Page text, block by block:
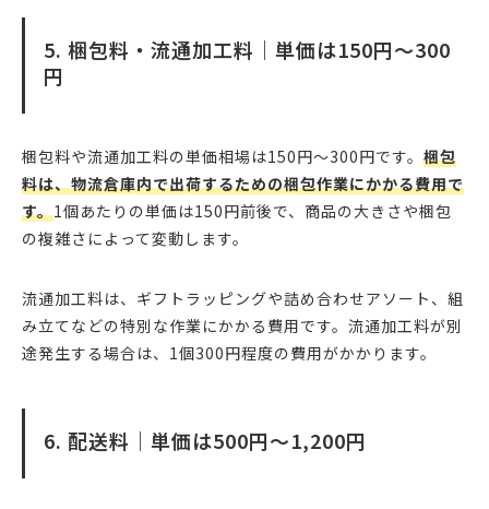
5. 梱包料・流通加工料｜単価は150円〜300
円
梱包料や流通加工料の単価相場は150円〜300円です。 梱包
料は、物流倉庫内で出荷するための梱包作業にかかる費用で
す。1個あたりの単価は150円前後で、商品の大きさや梱包
の複雑さによって変動します。
流通加工料は、ギフトラッピングや詰め合わせアソート、組
み立てなどの特別な作業にかかる費用です。流通加工料が別
途発生する場合は、1個300円程度の費用がかかります。
6. 配送料｜単価は500円〜1,200円